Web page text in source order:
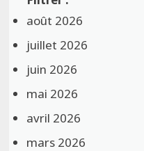
août 2026
juillet 2026
juin 2026
mai 2026
avril 2026
mars 2026